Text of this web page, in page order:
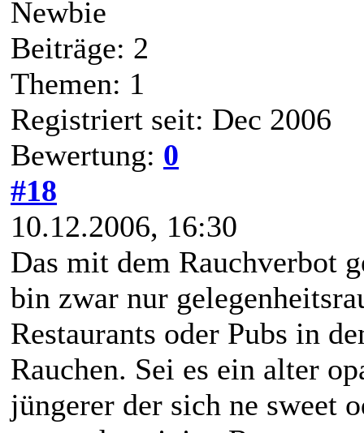
Newbie
Beiträge: 2
Themen: 1
Registriert seit: Dec 2006
Bewertung: 0
#18
10.12.2006, 16:30
Das mit dem Rauchverbot
bin zwar nur
Restaurants oder Pubs in
Rauchen. Sei es ein alter
jüngerer der sich ne sweet